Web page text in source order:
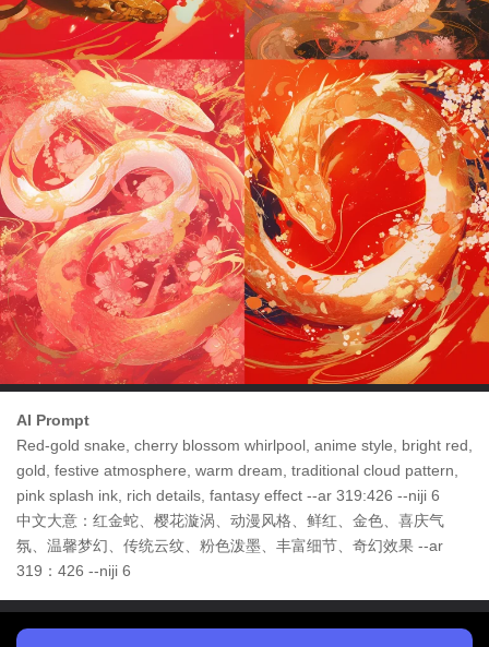
AI Prompt
Red-gold snake, cherry blossom whirlpool, anime style, bright red,
gold, festive atmosphere, warm dream, traditional cloud pattern,
pink splash ink, rich details, fantasy effect --ar 319:426 --niji 6
中文大意：红金蛇、樱花漩涡、动漫风格、鲜红、金色、喜庆气
氛、温馨梦幻、传统云纹、粉色泼墨、丰富细节、奇幻效果 --ar
319：426 --niji 6